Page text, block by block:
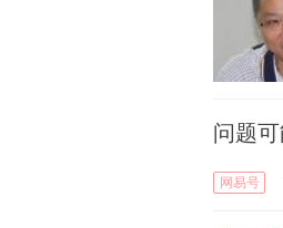
问题
网易号